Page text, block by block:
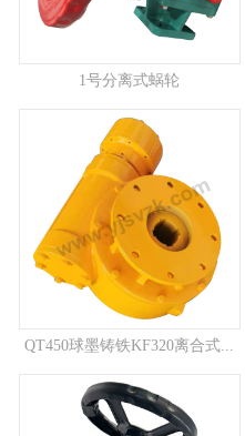
1号分离式蜗轮
QT450球墨铸铁KF320离合式...